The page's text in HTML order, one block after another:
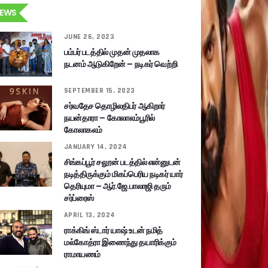
JUNE 26, 2023
பம்பர் படத்தில் முதன் முதலாக
நடனம் ஆடுகிறேன் – நடிகர் வெற்றி
SEPTEMBER 15, 2023
சர்வதேச தொழிலதிபர் ஆகிறார்
நயன்தாரா – கோலாலம்பூரில்
கோலாகலம்
JANUARY 14, 2024
சிங்கப்பூர் சலூன் படத்தில் என்னுடன்
நடித்திருக்கும் மிகப்பெரிய நடிகர் யார்
தெரியுமா – ஆர்.ஜே.பாலாஜி தரும்
சர்ப்ரைஸ்
APRIL 13, 2024
ராக்கிங் ஸ்டார் யாஷ் உடன் நமித்
மல்கோத்ரா இணைந்து தயாரிக்கும்
ராமாயணம்